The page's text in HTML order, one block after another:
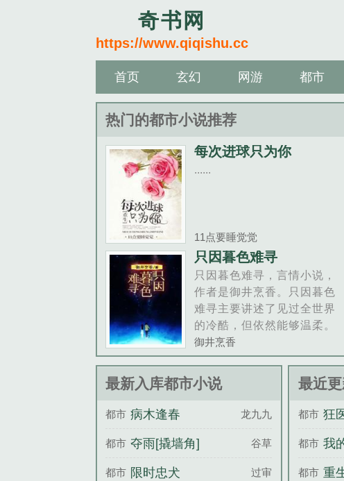
奇书网
https://www.qiqishu.cc
首页 玄幻 网游 都市
热门的都市小说推荐
每次进球只为你
......
11点要睡觉觉
只因暮色难寻
只因暮色难寻，言情小说，
作者是御井烹香。只因暮色
难寻主要讲述了见过全世界
的冷酷，但依然能够温柔。
这句话，不论对刘瑕还是沈
钦而言，都可适用！我是个
文案废，强行煽情非常不擅
长，这其实就是一个放弃治
疗的逗比的爱情故事，还有
御井烹香
最新入库都市小说
都市 病木逢春 龙九九
都市 夺雨[撬墙角] 谷草
都市 限时忠犬 过审
最近
都市 狂
都市 我
都市 重